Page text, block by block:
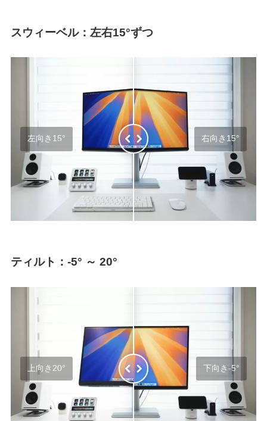
スウィーベル：左右15°ずつ
左向き15° 右向き15°
ティルト：-5° ～ 20°
上向き20° 下向き-5°